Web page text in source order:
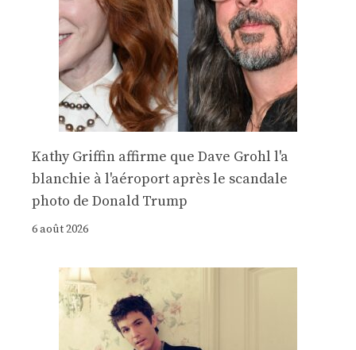
Kathy Griffin affirme que Dave Grohl l'a
blanchie à l'aéroport après le scandale
photo de Donald Trump
6 août 2026